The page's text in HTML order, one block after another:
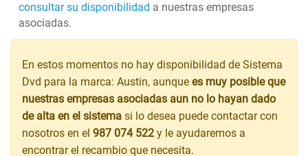
consultar su disponibilidad a nuestras empresas
asociadas.
En estos momentos no hay disponibilidad de Sistema
Dvd para la marca: Austin, aunque es muy posible que
nuestras empresas asociadas aun no lo hayan dado
de alta en el sistema si lo desea puede contactar con
nosotros en el 987 074 522 y le ayudaremos a
encontrar el recambio que necesita.